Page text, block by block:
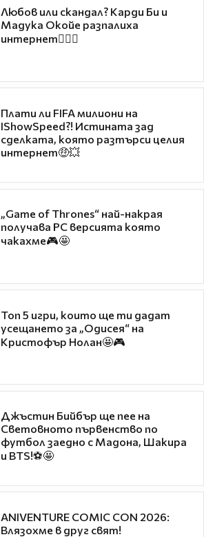
Любов или скандал? Карди Би и
Мадука Окойе разпалиха
интернет❤️‍🔥🔥
Плати ли FIFA милиони на
IShowSpeed?! Истината зад
сделката, която разтърси целия
интернет🤑💥
„Game of Thrones“ най-накрая
получава PC версията която
чакахме🎮🤩
Топ 5 игри, които ще ти дадат
усещането за „Одисея“ на
Кристофър Нолан🤩🎮
Джъстин Бийбър ще пее на
Световното първенство по
футбол заедно с Мадона, Шакира
и BTS!⚽🤩
ANIVENTURE COMIC CON 2026:
Влязохме в друг свят!